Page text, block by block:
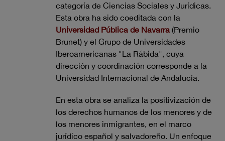
categoría de Ciencias Sociales y Jurídicas.
Esta obra ha sido coeditada con la
Universidad Pública de Navarra (Premio
Brunet) y el Grupo de Universidades
Iberoamericanas "La Rábida", cuya
dirección y coordinación corresponde a la
Universidad Internacional de Andalucía.
En esta obra se analiza la positivización de
los derechos humanos de los menores y de
los menores inmigrantes, en el marco
jurídico español y salvadoreño. Un enfoque